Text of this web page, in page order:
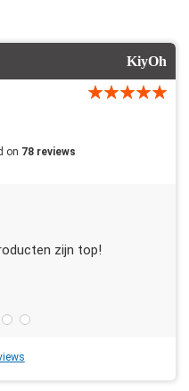
KiyOh
on 78 reviews
zijn top!